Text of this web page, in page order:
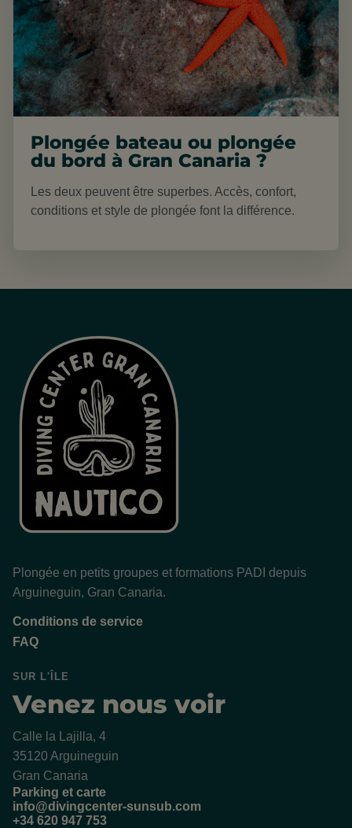
Plongée bateau ou plongée
du bord à Gran Canaria ?
Les deux peuvent être superbes. Accès, confort,
conditions et style de plongée font la différence.
Plongée en petits groupes et formations PADI depuis
Arguineguin, Gran Canaria.
Conditions de service
FAQ
SUR L'ÎLE
Venez nous voir
Calle la Lajilla, 4
35120 Arguineguin
Gran Canaria
Parking et carte
info@divingcenter-sunsub.com
+34 620 947 753